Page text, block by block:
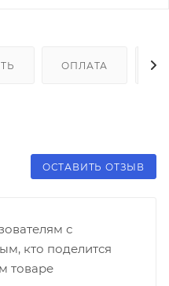
ОПЛАТА
ОСТАВИТЬ ОТЗЫВ
с
кто поделится
товаре